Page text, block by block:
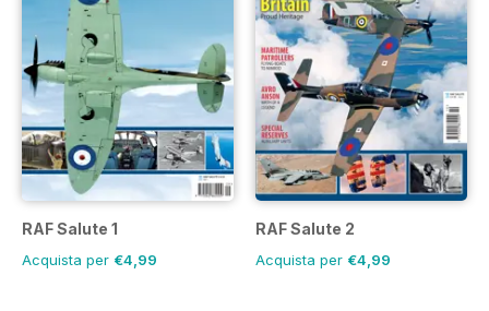
RAF Salute 1
Acquista per €4,99
RAF Salute 2
Acquista per €4,99